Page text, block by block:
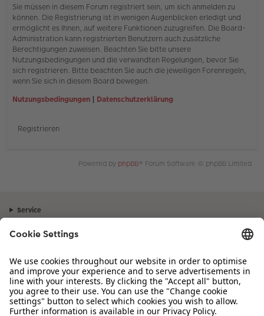
Sie müssen in diesem Forum registriert sein, um sich anmelden zu
können. Die Registrierung ist in wenigen Augenblicken erledigt und
ermöglicht es Ihnen, auf weitere Funktionen zuzugreifen. Die Board-
Administration kann registrierten Benutzern auch zusätzliche
Berechtigungen zuweisen. Beachten Sie bitte unsere
Nutzungsbedingungen und die verwandten Regelungen, bevor Sie
sich registrieren. Bitte beachten Sie auch die jeweiligen Forenregeln,
wenn Sie sich in diesem Board bewegen.
Nutzungsbedingungen | Datenschutzerklärung
Registrieren
Powered by phpBB® Forum Software © phpBB Limited
Service
Sortiment